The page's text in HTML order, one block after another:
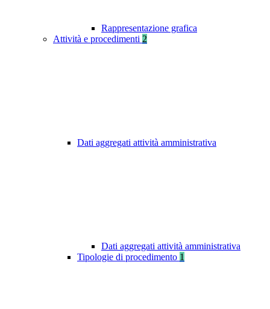
Rappresentazione grafica
Attività e procedimenti 2
Dati aggregati attività amministrativa
Dati aggregati attività amministrativa
Tipologie di procedimento 1